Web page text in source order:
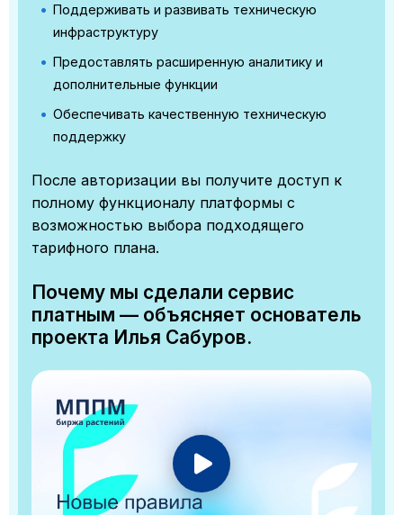
Поддерживать и развивать техническую
инфраструктуру
Предоставлять расширенную аналитику и
дополнительные функции
Обеспечивать качественную техническую
поддержку
После авторизации вы получите доступ к
полному функционалу платформы с
возможностью выбора подходящего
тарифного плана.
Почему мы сделали сервис
платным — объясняет основатель
проекта Илья Сабуров.